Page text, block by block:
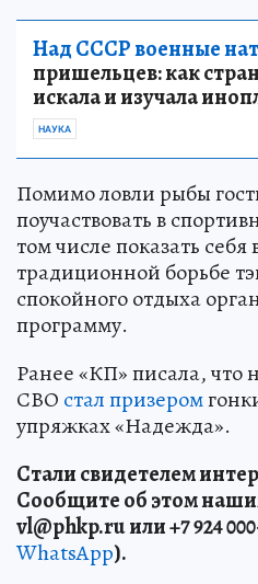
Над СССР военные
пришельцев: как
искала и изучала
НАУКА
Помимо ловли рыбы
поучаствовать в
том числе показать себя
традиционной борьбе
спокойного отдыха
программу.
Ранее «КП» писала, что
СВО стал призером
упряжках «Надежда».
Стали свидетелем
Сообщите об этом
vl@phkp.ruили +7 924
WhatsApp).